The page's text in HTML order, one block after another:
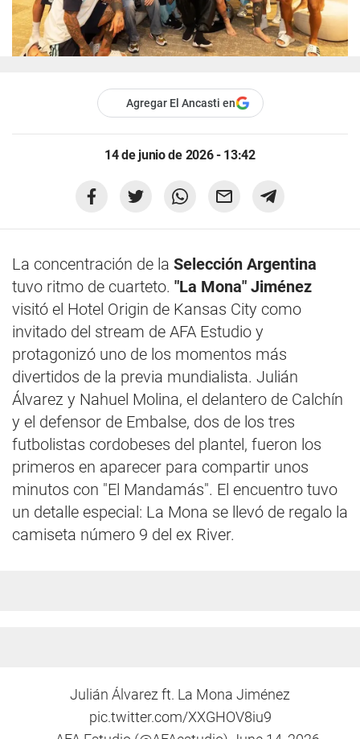
Agregar El Ancasti en
14 de junio de 2026 - 13:42
La concentración de la Selección Argentina
tuvo ritmo de cuarteto. "La Mona" Jiménez
visitó el Hotel Origin de Kansas City como
invitado del stream de AFA Estudio y
protagonizó uno de los momentos más
divertidos de la previa mundialista. Julián
Álvarez y Nahuel Molina, el delantero de Calchín
y el defensor de Embalse, dos de los tres
futbolistas cordobeses del plantel, fueron los
primeros en aparecer para compartir unos
minutos con "El Mandamás". El encuentro tuvo
un detalle especial: La Mona se llevó de regalo la
camiseta número 9 del ex River.
Julián Álvarez ft. La Mona Jiménez
pic.twitter.com/XXGHOV8iu9